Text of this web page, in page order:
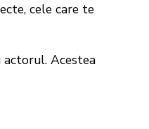
cele care te
Acestea